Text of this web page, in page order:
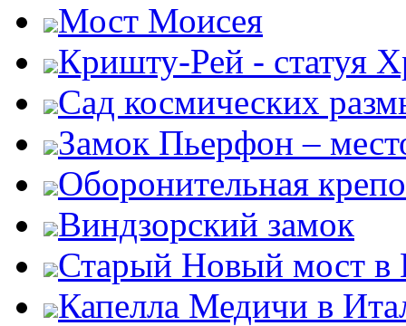
Мост Моисея
Кришту-Рей - статуя
Сад космических
Замок Пьерфон –
Оборонительная
Виндзорский замок
Старый Новый мост в
Капелла Медичи в